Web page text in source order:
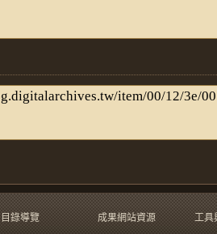
目錄導覽
成果網站資源
工具